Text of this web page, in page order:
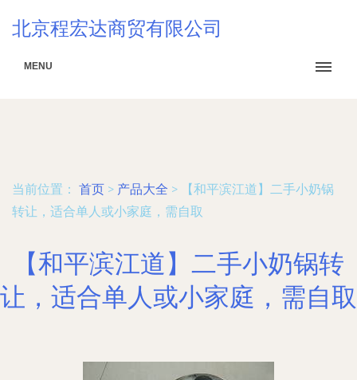
北京程宏达商贸有限公司
MENU
当前位置： 首页 > 产品大全 >
【和平滨江道】二手小奶锅
转让，适合单人或小家庭，需自取
【和平滨江道】二手小奶锅转
让，适合单人或小家庭，需自取